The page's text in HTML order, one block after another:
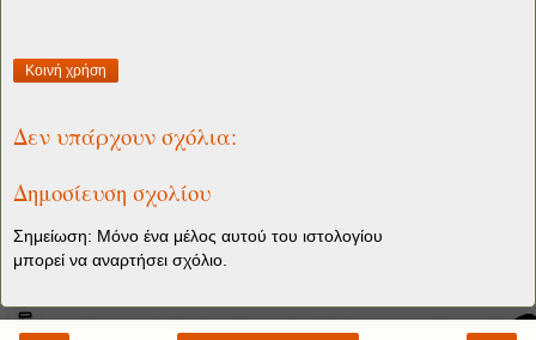
Κοινή χρήση
Δεν υπάρχουν σχόλια:
Δημοσίευση σχολίου
Σημείωση: Μόνο ένα μέλος αυτού του ιστολογίου
μπορεί να αναρτήσει σχόλιο.